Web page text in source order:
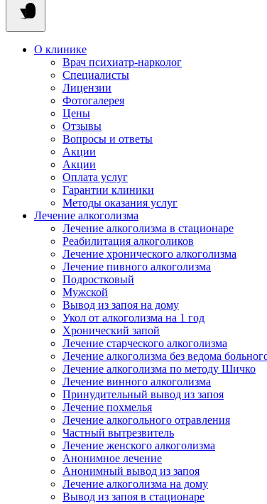
О клинике
Врач психиатр-нарколог
Специалисты
Лицензии
Фотогалерея
Цены
Отзывы
Вопросы и ответы
Акции
Акции
Оплата услуг
Гарантии клиники
Методы оказания услуг
Лечение алкоголизма
Лечение алкоголизма в стационаре
Реабилитация алкоголиков
Лечение хронического алкоголизма
Лечение пивного алкоголизма
Подростковый
Мужской
Вывод из запоя на дому
Укол от алкоголизма на 1 год
Хронический запой
Лечение старческого алкоголизма
Лечение алкоголизма без ведома
Лечение алкоголизма по методу Шичко
Лечение винного алкоголизма
Принудительный вывод из запоя
Лечение похмелья
Лечение алкогольного отравления
Частный вытрезвитель
Лечение женского алкоголизма
Анонимное лечение
Анонимный вывод из запоя
Лечение алкоголизма на дому
Вывод из запоя в стационаре